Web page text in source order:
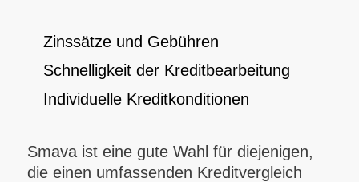
Zinssätze und Gebühren
Schnelligkeit der Kreditbearbeitung
Individuelle Kreditkonditionen
Smava ist eine gute Wahl für diejenigen,
die einen umfassenden Kreditvergleich